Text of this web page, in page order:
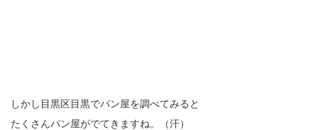
しかし目黒区目黒でパン屋を調べてみると
たくさんパン屋がでてきますね。（汗）